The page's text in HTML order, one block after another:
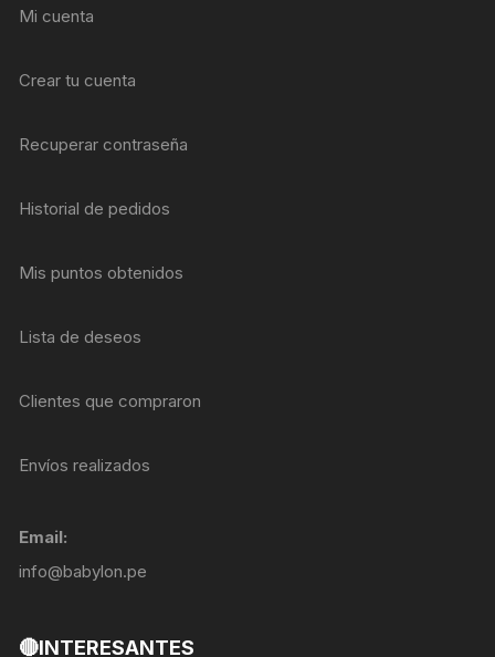
Mi cuenta
Crear tu cuenta
Recuperar contraseña
Historial de pedidos
Mis puntos obtenidos
Lista de deseos
Clientes que compraron
Envíos realizados
Email:
info@babylon.pe
🔴INTERESANTES